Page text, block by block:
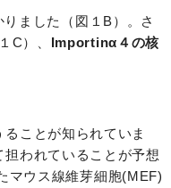
ました（図１B）。さ
C）、 Importinα４の核
ことが知られていま
われていることが予想
マウス線維芽細胞(MEF)